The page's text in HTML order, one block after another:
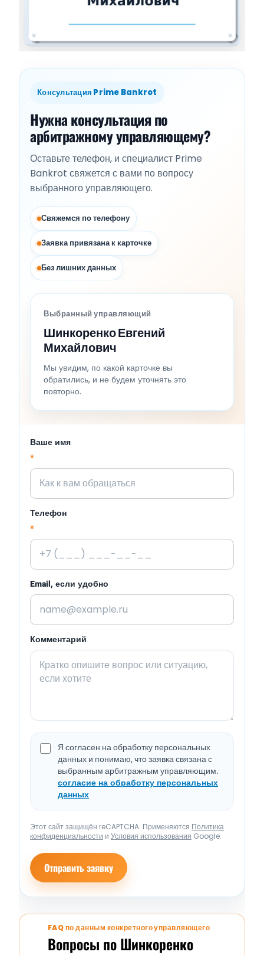
Консультация Prime Bankrot
Нужна консультация по
арбитражному управляющему?
Оставьте телефон, и специалист Prime
Bankrot свяжется с вами по вопросу
выбранного управляющего.
Свяжемся по телефону
Заявка привязана к карточке
Без лишних данных
Выбранный управляющий
Шинкоренко Евгений
Михайлович
Мы увидим, по какой карточке вы
обратились, и не будем уточнять это
повторно.
Ваше имя
*
Телефон
*
Email, если удобно
Комментарий
Я согласен на обработку персональных
данных и понимаю, что заявка связана с
выбранным арбитражным управляющим.
согласие на обработку персональных
данных
Этот сайт защищён reCAPTCHA. Применяются Политика
конфиденциальности и Условия использования Google.
Отправить заявку
FAQ по данным конкретного управляющего
Вопросы по Шинкоренко